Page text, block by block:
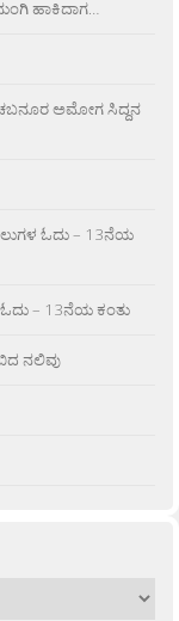
ಹಾಕಿದಾಗ…
ಅಮೋಗ ಸಿದ್ದನ
ಓದು – 13ನೆಯ
– 13ನೆಯ ಕಂತು
ನಲಿವು